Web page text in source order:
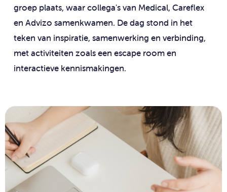
groep plaats, waar collega's van Medical, Careflex
en Advizo samenkwamen. De dag stond in het
teken van inspiratie, samenwerking en verbinding,
met activiteiten zoals een escape room en
interactieve kennismakingen.